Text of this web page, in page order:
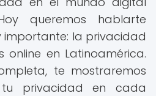
queremos hablarte
la privacidad
en Latinoamérica.
te mostraremos
privacidad en cada